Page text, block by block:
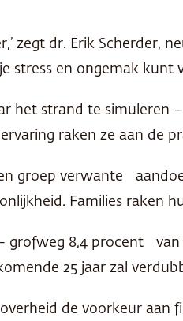
zegt dr. Erik Scherder,
stress en ongemak
het strand te
raken ze aan de
groep verwante
Families raken
grofweg 8,4 procent
25 jaar zal
de voorkeur aan